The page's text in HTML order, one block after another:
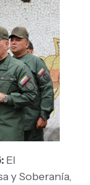
El
y Soberanía,